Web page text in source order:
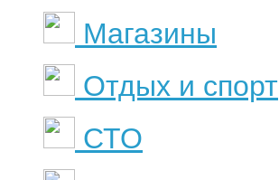
Магазины
Отдых и спорт
СТО